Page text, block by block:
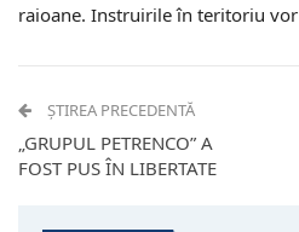
raioane. Instruirile în teritoriu
ȘTIREA PRECEDENTĂ
„GRUPUL PETRENCO” A
FOST PUS ÎN LIBERTATE